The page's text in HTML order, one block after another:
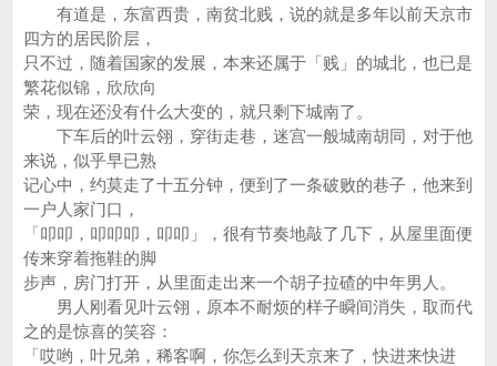
有道是，东富西贵，南贫北贱，说的就是多年以前天京市
四方的居民阶层，
只不过，随着国家的发展，本来还属于「贱」的城北，也已是
繁花似锦，欣欣向
荣，现在还没有什么大变的，就只剩下城南了。
下车后的叶云翎，穿街走巷，迷宫一般城南胡同，对于他
来说，似乎早已熟
记心中，约莫走了十五分钟，便到了一条破败的巷子，他来到
一户人家门口，
「叩叩，叩叩叩，叩叩」，很有节奏地敲了几下，从屋里面便
传来穿着拖鞋的脚
步声，房门打开，从里面走出来一个胡子拉碴的中年男人。
男人刚看见叶云翎，原本不耐烦的样子瞬间消失，取而代
之的是惊喜的笑容：
「哎哟，叶兄弟，稀客啊，你怎么到天京来了，快进来快进